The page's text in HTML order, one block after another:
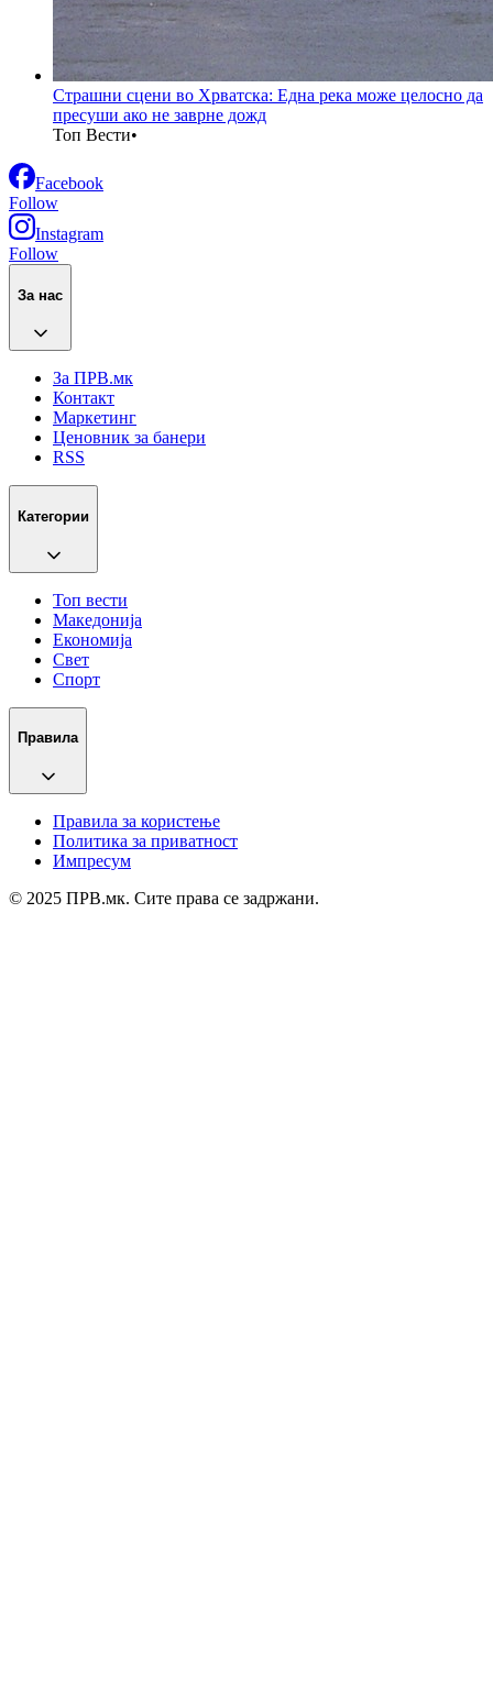
Страшни сцени во Хрватска: Една река може целосно да
пресуши ако не заврне дожд
Топ Вести•
Facebook
Follow
Instagram
Follow
За нас
За ПРВ.мк
Контакт
Маркетинг
Ценовник за банери
RSS
Категории
Топ вести
Македонија
Економија
Свет
Спорт
Правила
Правила за користење
Политика за приватност
Импресум
© 2025 ПРВ.мк. Сите права се задржани.